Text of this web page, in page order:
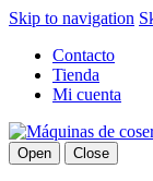
Skip to navigation
Contacto
Tienda
Mi cuenta
Open Close